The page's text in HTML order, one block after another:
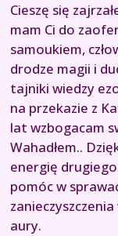
Cieszę się
mam Ci do
samoukiem,
drodze magii i
tajniki wiedzy
na przekazie z
lat wzbogacam
Wahadłem..
energię
pomóc w
aury.